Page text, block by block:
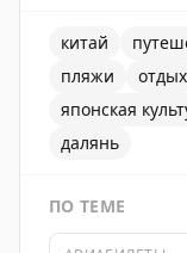
китай
пляжи
отдых
японская
далянь
ПО ТЕМЕ